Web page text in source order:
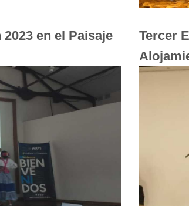
en el Paisaje
Tercer